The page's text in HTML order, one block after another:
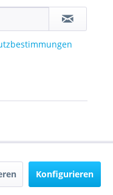
Konfigurieren